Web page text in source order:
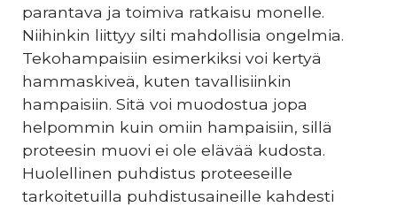
parantava ja toimiva ratkaisu monelle.
Niihinkin liittyy silti mahdollisia ongelmia.
Tekohampaisiin esimerkiksi voi kertyä
hammaskiveä, kuten tavallisiinkin
hampaisiin. Sitä voi muodostua jopa
helpommin kuin omiin hampaisiin, sillä
proteesin muovi ei ole elävää kudosta.
Huolellinen puhdistus proteeseille
tarkoitetuilla puhdistusaineille kahdesti